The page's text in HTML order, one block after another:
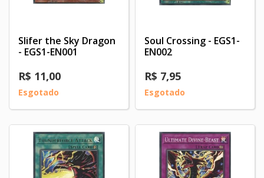
Slifer the Sky Dragon
- EGS1-EN001
R$ 11,00
Esgotado
Soul Crossing - EGS1-
EN002
R$ 7,95
Esgotado